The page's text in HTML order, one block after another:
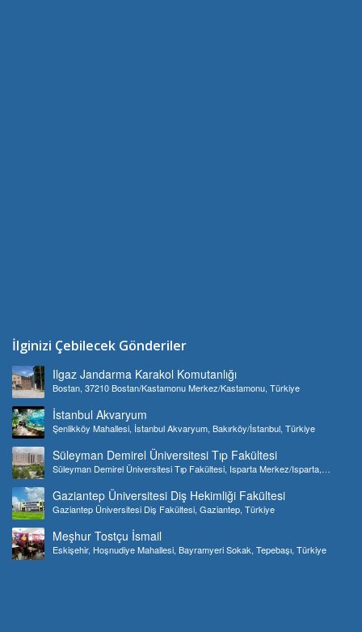
İlginizi Çebilecek Gönderiler
Ilgaz Jandarma Karakol Komutanlığı
Bostan, 37210 Bostan/Kastamonu Merkez/Kastamonu, Türkiye
İstanbul Akvaryum
Şenlikköy Mahallesi, İstanbul Akvaryum, Bakırköy/İstanbul, Türkiye
Süleyman Demirel Üniversitesi Tıp Fakültesi
Süleyman Demirel Üniversitesi Tıp Fakültesi, Isparta Merkez/Isparta,
Gaziantep Üniversitesi Diş Hekimliği Fakültesi
Gaziantep Üniversitesi Diş Fakültesi, Gaziantep, Türkiye
Meşhur Tostçu İsmail
Eskişehir, Hoşnudiye Mahallesi, Bayramyeri Sokak, Tepebaşı, Türkiye